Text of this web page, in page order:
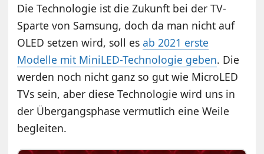
Die Technologie ist die Zukunft bei der TV-
Sparte von Samsung, doch da man nicht auf
OLED setzen wird, soll esab 2021 erste
Modelle mit MiniLED-Technologie geben. Die
werden noch nicht ganz so gut wie MicroLED
TVs sein, aber diese Technologie wird uns in
der Übergangsphase vermutlich eine Weile
begleiten.